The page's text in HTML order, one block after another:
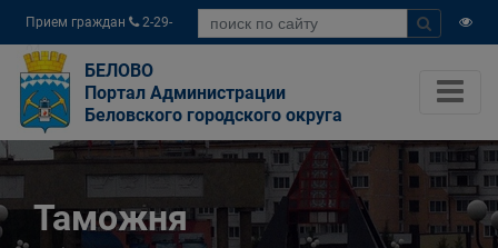
Прием граждан
2-29-
04
БЕЛОВО
Портал Администрации
Беловского городского округа
Таможня